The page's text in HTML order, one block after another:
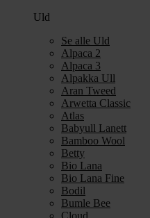
Uld
Se alle Uld
Alpaca 2
Alpaca 3
Alpakka Ull
Aran Tweed
Arwetta Classic
Atlas
Babyull Lanett
Bamboo Wool
Betty
Bio Lana
Bio Lana Fine
Bodil
Bumle Bee
Cloud